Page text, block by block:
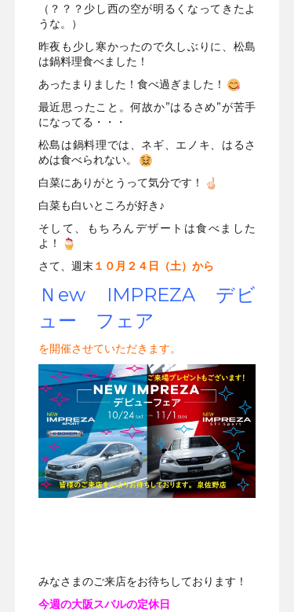
（？？？少し西の空が明るくなってきたよ
うな。）
昨夜も少し寒かったので久しぶりに、松島
は鍋料理食べました！
あったまりました！食べ過ぎました！
最近思ったこと。何故か”はるさめ”が苦手
になってる・・・
松島は鍋料理では、ネギ、エノキ、はるさ
めは食べられない。
白菜にありがとうって気分です！
白菜も白いところが好き♪
そして、もちろんデザートは食べました
よ！
さて、週末１０月２４日（土）から
Ｎew IMPREZA デビ
ュー フェア
を開催させていただきます。
みなさまのご来店をお待ちしております！
今週の大阪スバルの定休日